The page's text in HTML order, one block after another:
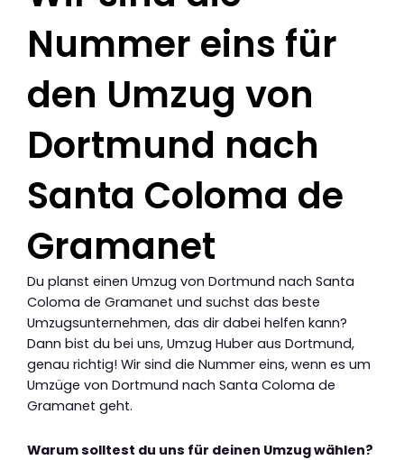
Nummer eins für
den Umzug von
Dortmund nach
Santa Coloma de
Gramanet
Du planst einen Umzug von Dortmund nach Santa
Coloma de Gramanet und suchst das beste
Umzugsunternehmen, das dir dabei helfen kann?
Dann bist du bei uns, Umzug Huber aus Dortmund,
genau richtig! Wir sind die Nummer eins, wenn es um
Umzüge von Dortmund nach Santa Coloma de
Gramanet geht.
Warum solltest du uns für deinen Umzug wählen?